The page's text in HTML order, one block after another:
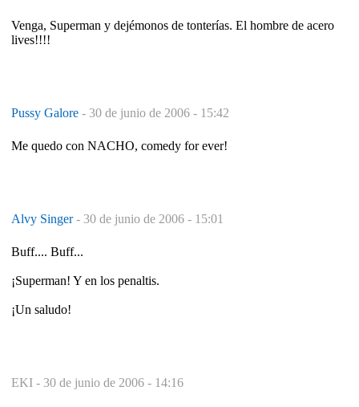
Venga, Superman y dejémonos de tonterías. El hombre de acero
lives!!!!
Pussy Galore - 30 de junio de 2006 - 15:42
Me quedo con NACHO, comedy for ever!
Alvy Singer- 30 de junio de 2006 - 15:01
Buff.... Buff...
¡Superman! Y en los penaltis.
¡Un saludo!
EKI - 30 de junio de 2006 - 14:16